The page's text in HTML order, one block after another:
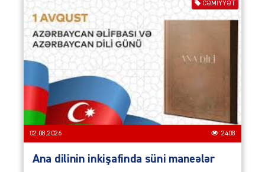
CƏMIYYƏT
02.08.2026 2408
Ana dilinin inkişafinda süni maneələr